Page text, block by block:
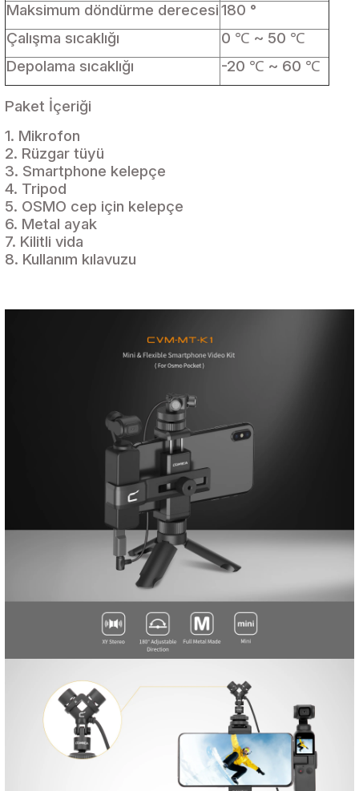
Maksimum döndürme derecesi180 °
Çalışma sıcaklığı
0 ℃ ~ 50 ℃
Depolama sıcaklığı
-20 ℃ ~ 60 ℃
Paket İçeriği
1. Mikrofon
2. Rüzgar tüyü
3. Smartphone kelepçe
4. Tripod
5. OSMO cep için kelepçe
6. Metal ayak
7. Kilitli vida
8. Kullanım kılavuzu